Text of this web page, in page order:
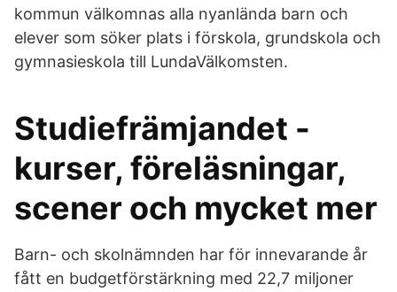
kommun välkomnas alla nyanlända barn och
elever som söker plats i förskola, grundskola och
gymnasieskola till LundaVälkomsten.
Studiefrämjandet -
kurser, föreläsningar,
scener och mycket mer
Barn- och skolnämnden har för innevarande år
fått en budgetförstärkning med 22,7 miljoner